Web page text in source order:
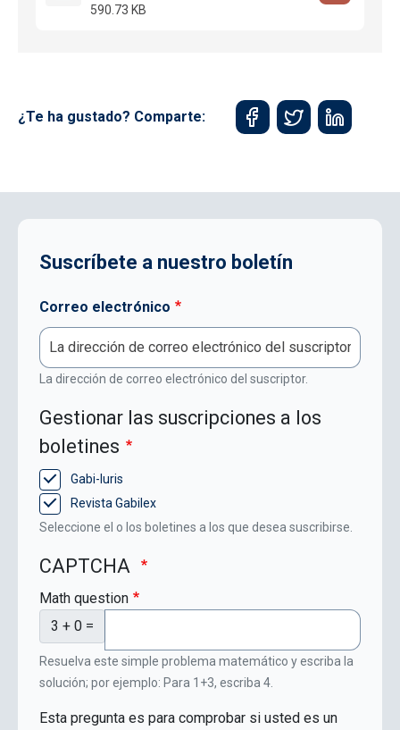
590.73 KB
¿Te ha gustado? Comparte:
Suscríbete a nuestro boletín
Correo electrónico
La dirección de correo electrónico del suscriptor.
Gestionar las suscripciones a los
boletines
Gabi-Iuris
Revista Gabilex
Seleccione el o los boletines a los que desea suscribirse.
CAPTCHA
Math question
3 + 0 =
Resuelva este simple problema matemático y escriba la
solución; por ejemplo: Para 1+3, escriba 4.
Esta pregunta es para comprobar si usted es un